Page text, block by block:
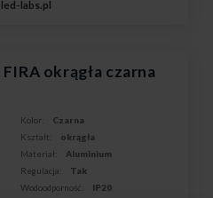
labs.pl
okrągła czarna
Kolor:
Czarna
Kształt:
okrągła
Materiał:
Aluminium
Regulacja:
Tak
Wodoodporność:
IP20